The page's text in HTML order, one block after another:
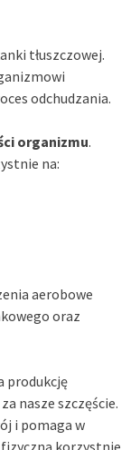
tłuszczowej.
odchudzania.
organizmu.
na:
aerobowe
oraz
produkcję
nasze szczęście.
i pomaga w
korzystnie